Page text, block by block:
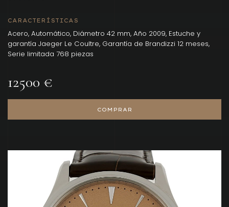
CARACTERÍSTICAS
Acero, Automático, Diámetro 42 mm, Año 2009, Estuche y
garantía Jaeger Le Coultre, Garantía de Brandizzi 12 meses,
Serie limitada 768 piezas
12500 €
COMPRAR